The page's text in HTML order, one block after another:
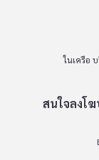
ในเครือ
สนใจลงโ